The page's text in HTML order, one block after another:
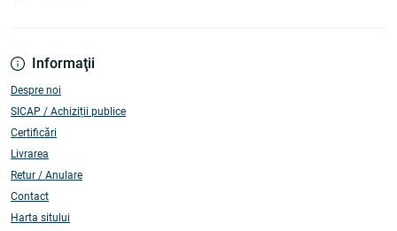
Informaţii
Despre noi
SICAP / Achiziții publice
Certificări
Livrarea
Retur / Anulare
Contact
Harta sitului